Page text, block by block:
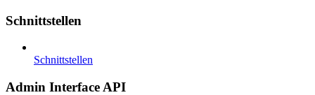
Schnittstellen
Schnittstellen
Admin Interface API